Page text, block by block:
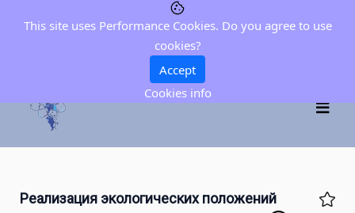
Реализация экологических положений
This site uses Performance Cookies. Do you agree to use
cookies?
Accept
Cookies info